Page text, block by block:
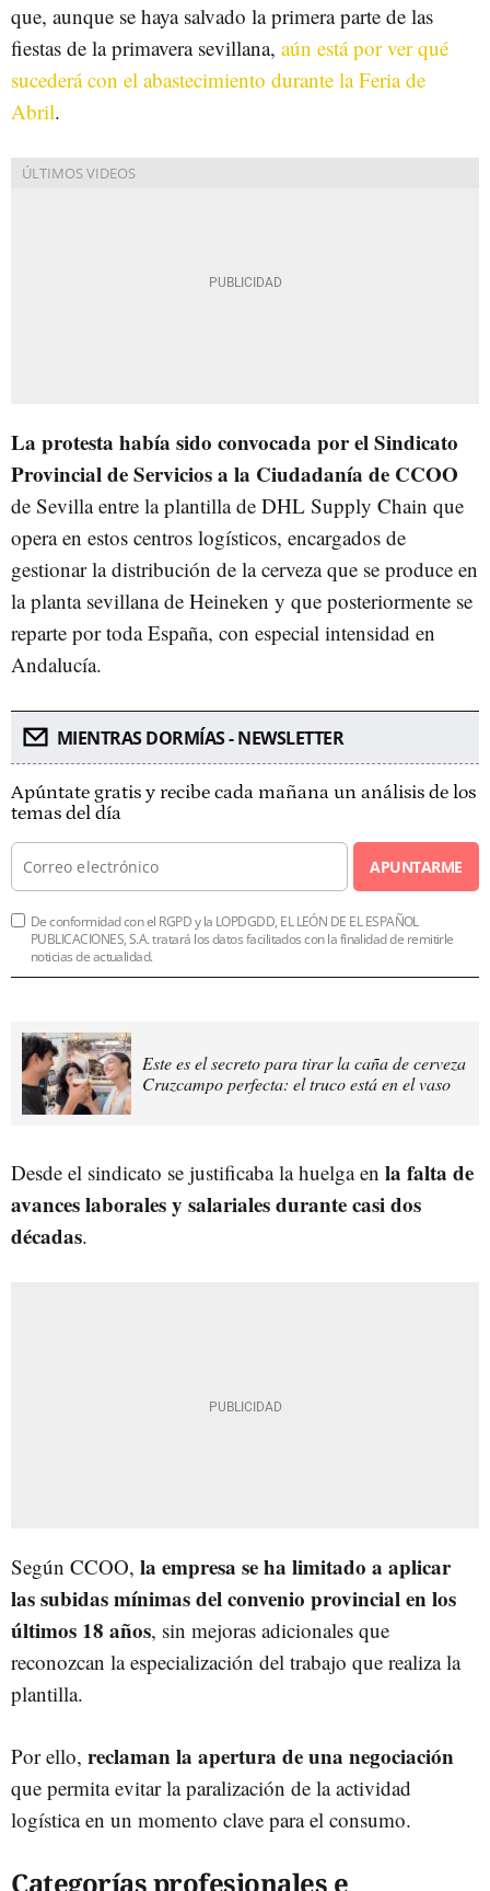
que, aunque se haya salvado la primera parte de las
fiestas de la primavera sevillana, aún está por ver qué
sucederá con el abastecimiento durante la Feria de
Abril.
La protesta había sido convocada por el Sindicato
Provincial de Servicios a la Ciudadanía de CCOO
de Sevilla entre la plantilla de DHL Supply Chain que
opera en estos centros logísticos, encargados de
gestionar la distribución de la cerveza que se produce en
la planta sevillana de Heineken y que posteriormente se
reparte por toda España, con especial intensidad en
Andalucía.
MIENTRAS DORMÍAS - NEWSLETTER
Apúntate gratis y recibe cada mañana un análisis de los
temas del día
APUNTARME
De conformidad con el RGPD y la LOPDGDD, EL LEÓN DE EL ESPAÑOL
PUBLICACIONES, S.A. tratará los datos facilitados con la finalidad de remitirle
noticias de actualidad.
Este es el secreto para tirar la caña de cerveza
Cruzcampo perfecta: el truco está en el vaso
Desde el sindicato se justificaba la huelga en la falta de
avances laborales y salariales durante casi dos
décadas.
Según CCOO, la empresa se ha limitado a aplicar
las subidas mínimas del convenio provincial en los
últimos 18 años, sin mejoras adicionales que
reconozcan la especialización del trabajo que realiza la
plantilla.
Por ello, reclaman la apertura de una negociación
que permita evitar la paralización de la actividad
logística en un momento clave para el consumo.
Categorías profesionales e